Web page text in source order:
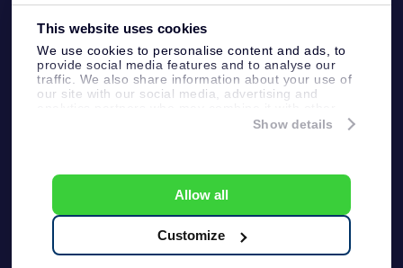
This website uses cookies
We use cookies to personalise content and ads, to
provide social media features and to analyse our
traffic. We also share information about your use of
our site with our social media, advertising and
information that you’ve provided to them or that
Show details
Allow all
Customize
公司礼品
One Million Stars
OSR Starsaver
配送信息
退货政策&撤销权
客户服务:help@osr.org
KVK: 60333553, VAT: NL 8538.62.722B01
One Million Stars
一般条款和条件
隐私政策和免责声明